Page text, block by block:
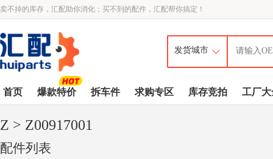
卖不掉的库存，汇配助你消化；买不到的配件，汇配帮你搞定！
首页 爆款特价 拆车件 求购专区 库存竞拍 工厂大
Z > Z00917001
配件列表